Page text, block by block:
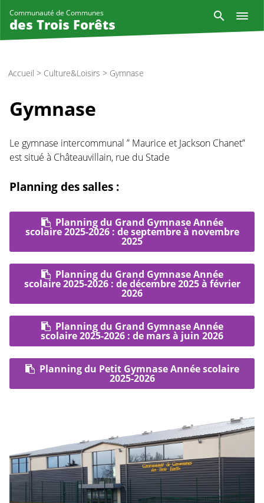
Communauté de Communes
des Trois Forêts
Accueil > Culture&Loisirs > Gymnase
Gymnase
Le gymnase intercommunal ” Maurice et Jackson Chanet”
est situé à Châteauvillain, rue du Stade
Planning des salles :
Planning du Grand Gymnase Année
scolaire 2025-2026 : de septembre à novembre
2025
Planning du Grand Gymnase Année
scolaire 2025-2026 : de décembre 2025 à février
2026
Planning du Grand Gymnase Année
scolaire 2025-2026 : de mars à juin 2026
Planning du Petit Gymnase Année scolaire
2025-2026